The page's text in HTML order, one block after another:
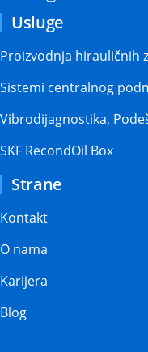
Usluge
Proizvodnja hirauličnih
Sistemi centralnog
Vibrodijagnostika,
SKF RecondOil Box
Strane
Kontakt
O nama
Karijera
Blog